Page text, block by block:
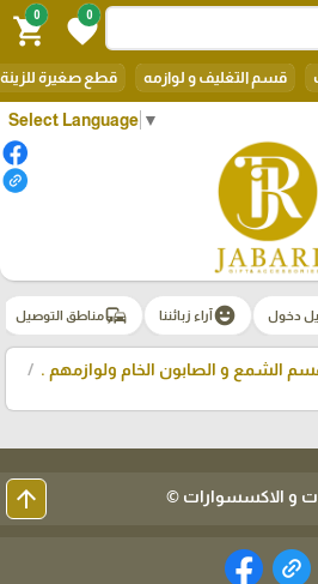
Select Language ▼
0
favorite
0
shopping_cart
قسم التغليف و لوازمه قطع صغيرة للزينة
دخول emoji_emotionsآراء زبائننا commuteمناطق التوصيل
الشمع و الصابون الخام ولوازمهم .
و الاكسسوارات © arrow_upward